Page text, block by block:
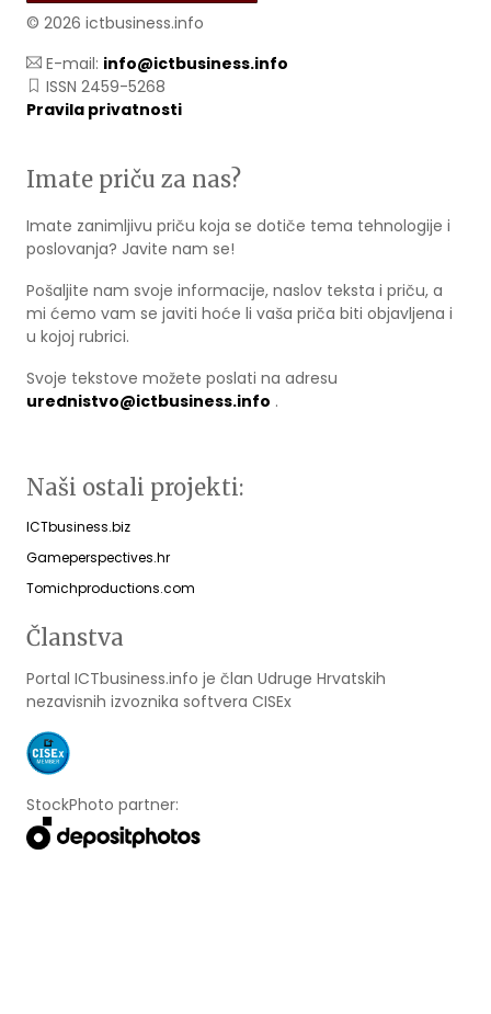
© 2026 ictbusiness.info
E-mail: info@ictbusiness.info
ISSN 2459-5268
Pravila privatnosti
Imate priču za nas?
Imate zanimljivu priču koja se dotiče tema tehnologije i
poslovanja? Javite nam se!
Pošaljite nam svoje informacije, naslov teksta i priču, a
mi ćemo vam se javiti hoće li vaša priča biti objavljena i
u kojoj rubrici.
Svoje tekstove možete poslati na adresu
urednistvo@ictbusiness.info .
Naši ostali projekti:
ICTbusiness.biz
Gameperspectives.hr
Tomichproductions.com
Članstva
Portal ICTbusiness.info je član Udruge Hrvatskih
nezavisnih izvoznika softvera CISEx
StockPhoto partner: